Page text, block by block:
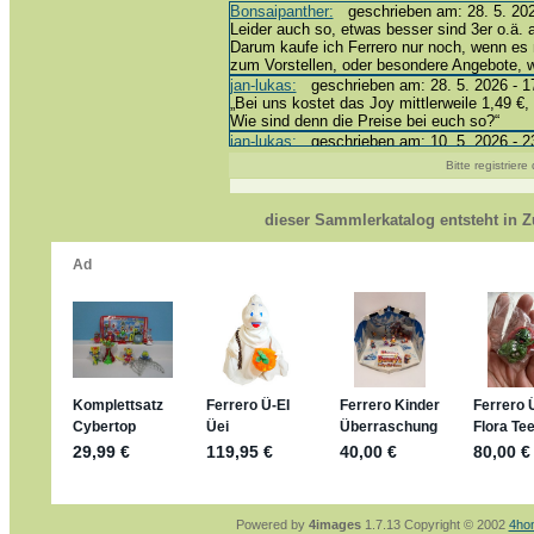
Bonsaipanther: geschrieben am: 28. 5.
Leider auch so, etwas besser sind 3er o.ä.
Darum kaufe ich Ferrero nur noch, wenn
zum Vorstellen, oder besondere Angebote,
jan-lukas: geschrieben am: 28. 5. 2026 -
„Bei uns kostet das Joy mittlerweile 1,49
Wie sind denn die Preise bei euch so?“
jan-lukas:geschrieben am: 10. 5. 2026 -
Bonsaipanther:geschrieben am: 10. 5.
@ Harald
https://www.ue-ei-portal-
Dein Enkel sollte zur Strafe die nächsten
Für die Figuren VC307, 310, 318 und 326
mein Enkel hat die leider weggeworfen
jan-lukas:
geschrieben am: 29. 4. 2026 -
https://www.ferrero-
sammelspass.de/einladung/
jan-lukas:
geschrieben am: 28. 4. 2026 -
stimmt, jetzt fällt es mir auch ein
geschrieben am: 28. 4.
So habe ich das in Erinnerung ... oder?
Bitte registriere
dieser Sammlerkatalog entsteht in
Powered by 4images1.7.13 Copyright © 2002